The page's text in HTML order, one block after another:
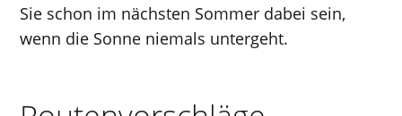
Sie schon im nächsten Sommer dabei sein,
wenn die Sonne niemals untergeht.